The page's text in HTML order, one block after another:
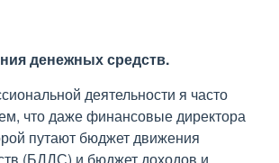
денежных средств.
деятельности я часто
что даже финансовые директора
путают бюджет движения